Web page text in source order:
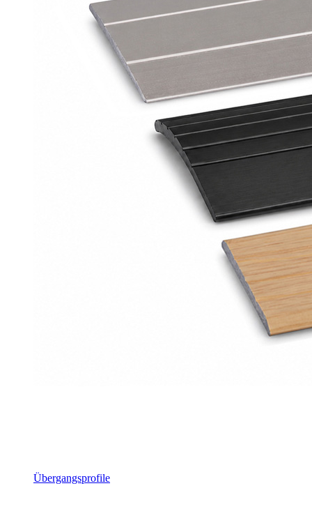
Übergangsprofile